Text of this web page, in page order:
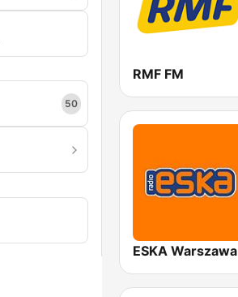
50
RMF FM
ESKA Warszawa